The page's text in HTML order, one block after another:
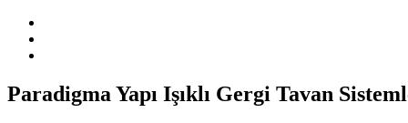
Paradigma Yapı Işıklı Gergi Tavan